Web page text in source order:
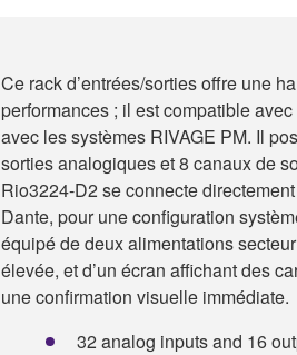
Ce rack d’entrées/sorties offre une
performances ; il est compatible
avec les systèmes RIVAGE PM. Il
sorties analogiques et 8 canaux de
Rio3224-D2 se connecte
Dante, pour une configuration
équipé de deux alimentations
élevée, et d’un écran affichant des
une confirmation visuelle immédiate.
32 analog inputs and 16